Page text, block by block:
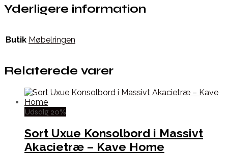
Yderligere information
Butik Møbelringen
Relaterede varer
Udsalg 20%
Sort Uxue Konsolbord i Massivt
Akacietræ – Kave Home